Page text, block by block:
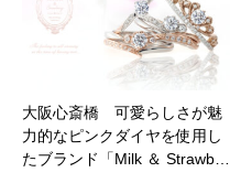
大阪心斎橋 可愛らしさが魅
力的なピンクダイヤを使用し
たブランド「Milk ＆ Strawb…